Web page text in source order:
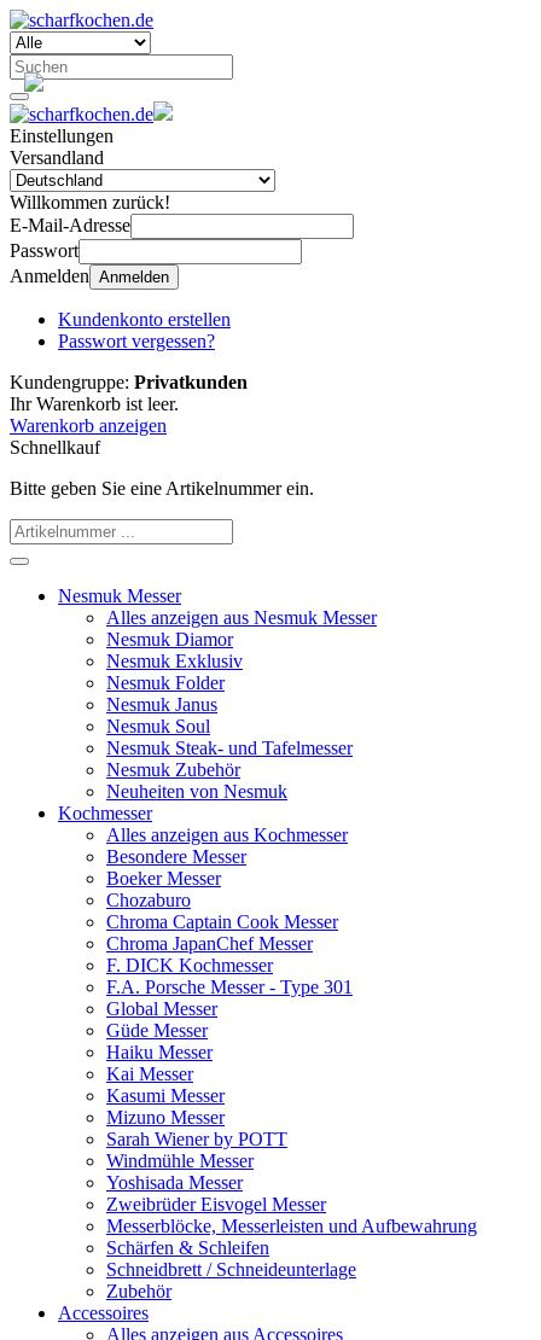
Einstellungen
Versandland
Willkommen zurück!
E-Mail-Adresse
Passwort
Anmelden Anmelden
Kundenkonto erstellen
Passwort vergessen?
Kundengruppe: Privatkunden
Ihr Warenkorb ist leer.
Warenkorb anzeigen
Schnellkauf
Bitte geben Sie eine Artikelnummer ein.
Nesmuk Messer
Alles anzeigen aus Nesmuk Messer
Nesmuk Diamor
Nesmuk Exklusiv
Nesmuk Folder
Nesmuk Janus
Nesmuk Soul
Nesmuk Steak- und Tafelmesser
Nesmuk Zubehör
Neuheiten von Nesmuk
Kochmesser
Alles anzeigen aus Kochmesser
Besondere Messer
Boeker Messer
Chozaburo
Chroma Captain Cook Messer
Chroma JapanChef Messer
F. DICK Kochmesser
F.A. Porsche Messer - Type 301
Global Messer
Güde Messer
Haiku Messer
Kai Messer
Kasumi Messer
Mizuno Messer
Sarah Wiener by POTT
Windmühle Messer
Yoshisada Messer
Zweibrüder Eisvogel Messer
Messerblöcke, Messerleisten und Aufbewahrung
Schärfen & Schleifen
Schneidbrett / Schneideunterlage
Zubehör
Accessoires
Alles anzeigen aus Accessoires